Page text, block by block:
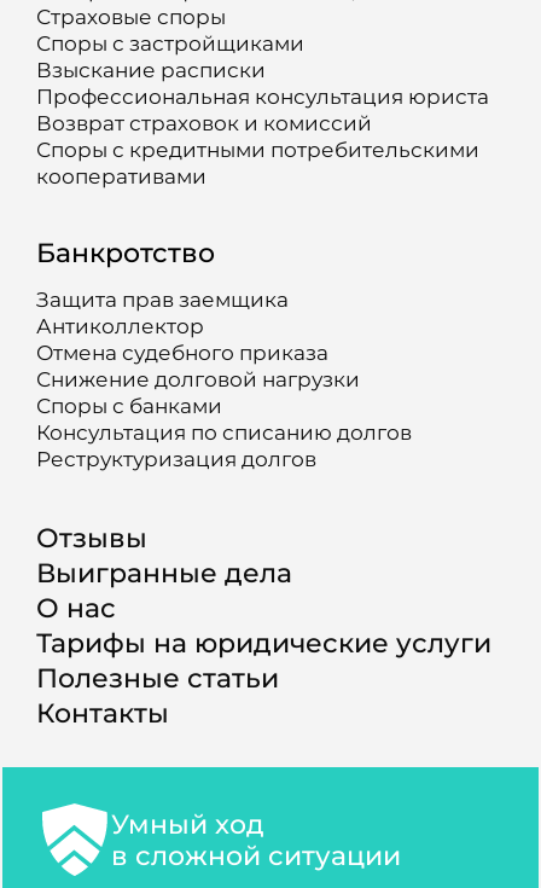
Страховые споры
Споры с застройщиками
Взыскание расписки
Профессиональная консультация юриста
Возврат страховок и комиссий
Споры с кредитными потребительскими
кооперативами
Банкротство
Защита прав заемщика
Антиколлектор
Отмена судебного приказа
Снижение долговой нагрузки
Споры с банками
Консультация по списанию долгов
Реструктуризация долгов
Отзывы
Выигранные дела
О нас
Тарифы на юридические услуги
Полезные статьи
Контакты
Умный ход
в сложной ситуации